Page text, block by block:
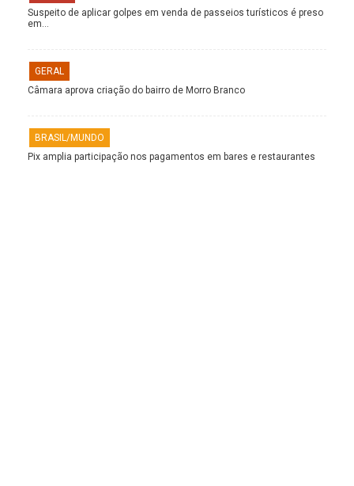
Suspeito de aplicar golpes em venda de passeios turísticos é preso
em…
GERAL
Câmara aprova criação do bairro de Morro Branco
BRASIL/MUNDO
Pix amplia participação nos pagamentos em bares e restaurantes